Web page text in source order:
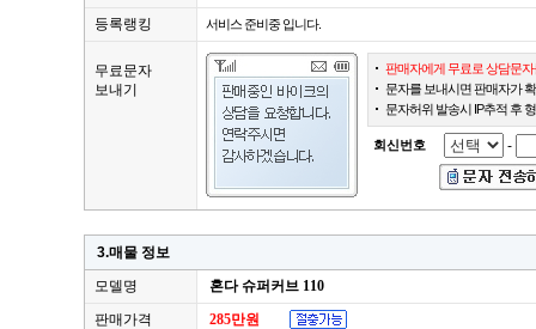
등록랭킹 서비스 준비중 입니다.
무료문자
보내기
판매자에게 무료로 상담문
문자를 보내시면 판매자가
문자허위 발송시 IP추적 후
회신번호 -
3.매물 정보
모델명
혼다 슈퍼커브 110
판매가격
285만원